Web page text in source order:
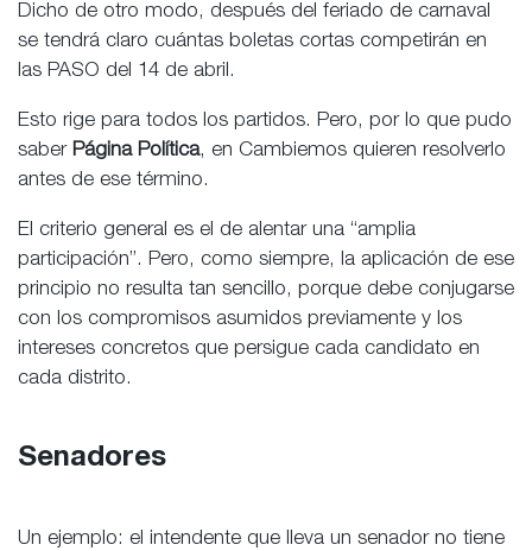
Dicho de otro modo, después del feriado de carnaval
se tendrá claro cuántas boletas cortas competirán en
las PASO del 14 de abril.
Esto rige para todos los partidos. Pero, por lo que pudo
saber Página Política, en Cambiemos quieren resolverlo
antes de ese término.
El criterio general es el de alentar una “amplia
participación”. Pero, como siempre, la aplicación de ese
principio no resulta tan sencillo, porque debe conjugarse
con los compromisos asumidos previamente y los
intereses concretos que persigue cada candidato en
cada distrito.
Senadores
Un ejemplo: el intendente que lleva un senador no tiene